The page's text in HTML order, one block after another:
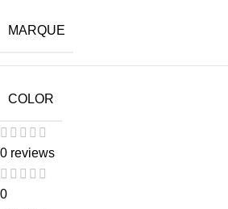
MARQUE
COLOR
0 reviews
0